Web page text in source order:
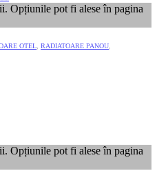
Opțiunile pot fi alese în pagina
OTEL RADIATOARE PANOU
Opțiunile pot fi alese în pagina